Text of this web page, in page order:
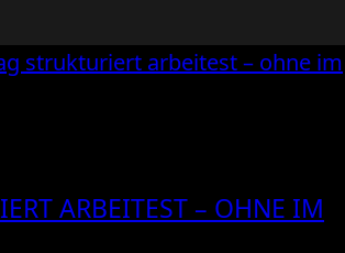
ARBEITEST – OHNE IM